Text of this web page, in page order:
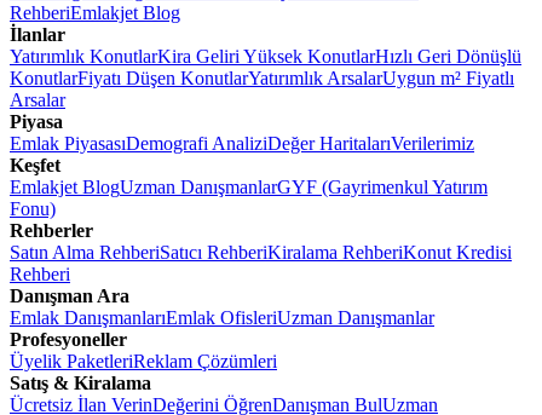
RehberiEmlakjet Blog
İlanlar
Yatırımlık KonutlarKira Geliri Yüksek KonutlarHızlı Geri Dönüşlü
KonutlarFiyatı Düşen KonutlarYatırımlık ArsalarUygun m² Fiyatlı
Arsalar
Piyasa
Emlak PiyasasıDemografi AnaliziDeğer HaritalarıVerilerimiz
Keşfet
Emlakjet BlogUzman DanışmanlarGYF (Gayrimenkul Yatırım
Fonu)
Rehberler
Satın Alma RehberiSatıcı RehberiKiralama RehberiKonut Kredisi
Rehberi
Danışman Ara
Emlak DanışmanlarıEmlak OfisleriUzman Danışmanlar
Profesyoneller
Üyelik PaketleriReklam Çözümleri
Satış & Kiralama
Ücretsiz İlan VerinDeğerini ÖğrenDanışman BulUzman